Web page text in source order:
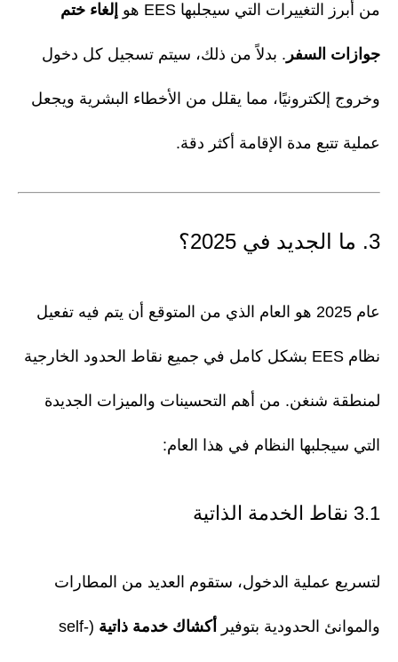
من أبرز التغييرات التي سيجلبها EES هو إلغاء ختم
جوازات السفر . بدلاً من ذلك، سيتم تسجيل كل دخول
وخروج إلكترونيًا، مما يقلل من الأخطاء البشرية ويجعل
عملية تتبع مدة الإقامة أكثر دقة.
3. ما الجديد في 2025؟
عام 2025 هو العام الذي من المتوقع أن يتم فيه تفعيل
نظام EES بشكل كامل في جميع نقاط الحدود الخارجية
لمنطقة شنغن. من أهم التحسينات والميزات الجديدة
التي سيجلبها النظام في هذا العام:
3.1 نقاط الخدمة الذاتية
لتسريع عملية الدخول، ستقوم العديد من المطارات
والموانئ الحدودية بتوفير أكشاك خدمة ذاتية (self-